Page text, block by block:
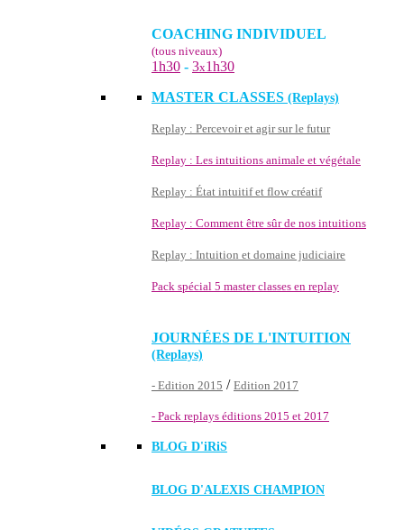
COACHING INDIVIDUEL
(tous niveaux)
1h30 - 3x1h30
MASTER CLASSES (Replays)
Replay : Percevoir et agir sur le futur
Replay : Les intuitions animale et végétale
Replay : État intuitif et flow créatif
Replay : Comment être sûr de nos intuitions
Replay : Intuition et domaine judiciaire
Pack spécial 5 master classes en replay
JOURNÉES DE L'INTUITION
(Replays)
- Edition 2015 / Edition 2017
- Pack replays éditions 2015 et 2017
BLOG D'iRiS
BLOG D'ALEXIS CHAMPION